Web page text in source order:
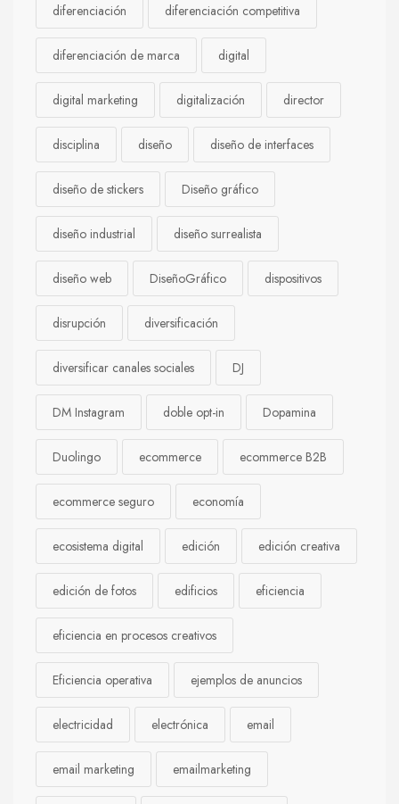
diferenciación diferenciación competitiva
diferenciación de marca digital
digital marketing digitalización director
disciplina diseño diseño de interfaces
diseño de stickers Diseño gráfico
diseño industrial diseño surrealista
diseño web DiseñoGráfico dispositivos
disrupción diversificación
diversificar canales sociales DJ
DM Instagram doble opt-in Dopamina
Duolingo ecommerce ecommerce B2B
ecommerce seguro economía
ecosistema digital edición edición creativa
edición de fotos edificios eficiencia
eficiencia en procesos creativos
Eficiencia operativa ejemplos de anuncios
electricidad electrónica email
email marketing emailmarketing